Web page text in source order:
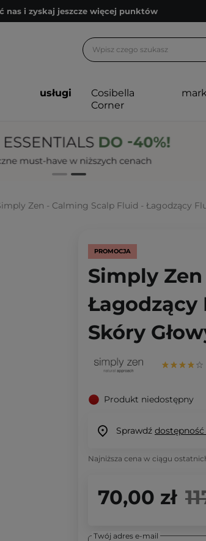
nas i zyskaj jeszcze więcej punktów
konsultacje kosmetologiczne
nas i zyskaj jeszcze więcej punktów
usługi
Cosibella
Corner
Zen - Calming Scalp Fluid - Łagodzący
PROMOCJA
Simply
Skóry
Produkt niedostępny
Sprawdź
Najniższa cena w ciągu
70,00 zł
Twój adres e-mail